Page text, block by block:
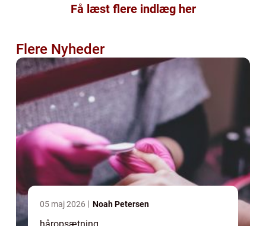
Få læst flere indlæg her
Flere Nyheder
05 maj 2026 Noah Petersen
håropsætning